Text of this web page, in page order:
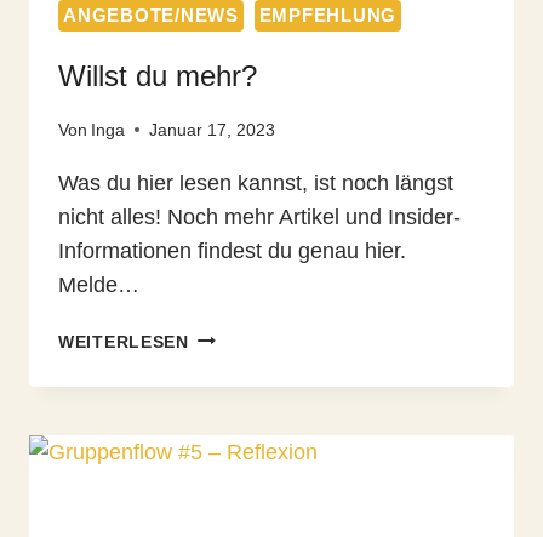
ANGEBOTE/NEWS EMPFEHLUNG
Willst du mehr?
Von Inga Januar 17, 2023
Was du hier lesen kannst, ist noch längst
nicht alles! Noch mehr Artikel und Insider-
Informationen findest du genau hier.
Melde…
WEITERLESENWILLST
MEHR?